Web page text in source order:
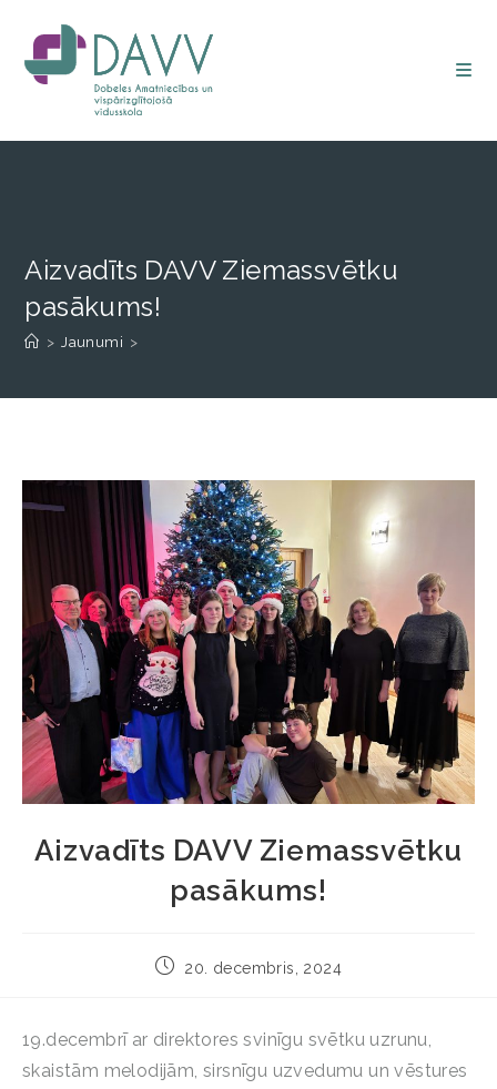
Aizvadīts DAVV Ziemassvētku
pasākums!
> Jaunumi >
Aizvadīts DAVV Ziemassvētku
pasākums!
20. decembris, 2024
19.decembrī ar direktores svinīgu svētku uzrunu,
skaistām melodijām, sirsnīgu uzvedumu un vēstures